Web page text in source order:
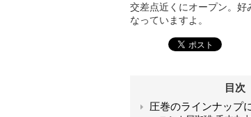
交差点近くにオープン。好
なっていますよ。
目次
圧巻のラインナップ